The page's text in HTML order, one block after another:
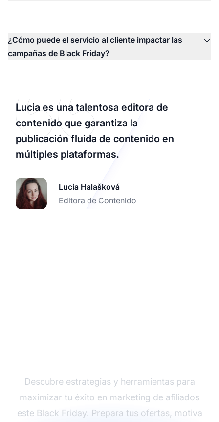
¿Cómo puede el servicio al cliente impactar las
campañas de Black Friday?
Lucia es una talentosa editora de
contenido que garantiza la
publicación fluida de contenido en
múltiples plataformas.
Lucia Halašková
Editora de Contenido
Descubre estrategias y herramientas para
maximizar tu éxito en marketing de afiliados
este Black Friday. Prepara tus ofertas, motiva